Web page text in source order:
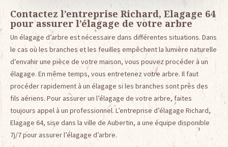
Contactez l’entreprise Richard, Elagage 64
pour assurer l’élagage de votre arbre
Un élagage d’arbre est nécessaire dans différentes situations. Dans
le cas où les branches et les feuilles empêchent la lumière naturelle
d’envahir une pièce de votre maison, vous pouvez procéder à un
élagage. En même temps, vous entretenez votre arbre. Il faut
procéder rapidement à un élagage si les branches sont près des
fils aériens. Pour assurer un l’élagage de votre arbre, faites
toujours appel à un professionnel. L’entreprise d’élagage Richard,
Elagage 64, sise dans la ville de Aubertin, a une équipe disponible
7j/7 pour assurer l’élagage d’arbre.